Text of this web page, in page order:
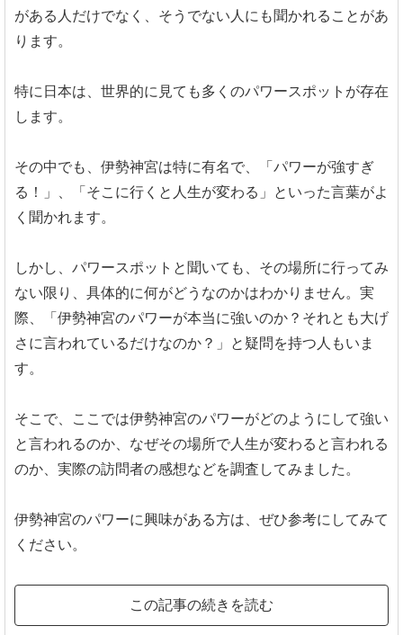
がある人だけでなく、そうでない人にも聞かれることがあ
ります。
特に日本は、世界的に見ても多くのパワースポットが存在
します。
その中でも、伊勢神宮は特に有名で、「パワーが強すぎ
る！」、「そこに行くと人生が変わる」といった言葉がよ
く聞かれます。
しかし、パワースポットと聞いても、その場所に行ってみ
ない限り、具体的に何がどうなのかはわかりません。実
際、「伊勢神宮のパワーが本当に強いのか？それとも大げ
さに言われているだけなのか？」と疑問を持つ人もいま
す。
そこで、ここでは伊勢神宮のパワーがどのようにして強い
と言われるのか、なぜその場所で人生が変わると言われる
のか、実際の訪問者の感想などを調査してみました。
伊勢神宮のパワーに興味がある方は、ぜひ参考にしてみて
ください。
この記事の続きを読む